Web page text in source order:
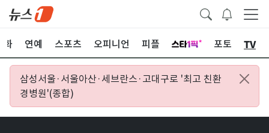
화 연예 스포츠 오피니언 피플 포토 TV
삼성서울·서울아산·세브란스·고대구로 '최고 친환
경병원'(종합)